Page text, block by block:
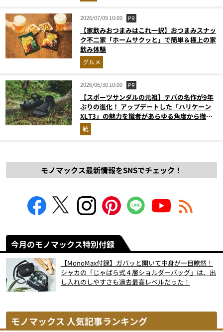
2026/07/09 10:00 PR
【家飲みおつまみはこれ一択】おつまみスナッ
ク不二家「ホームサクッと」で簡単＆極上の家
飲み体験
グルメ
2026/06/30 10:00 PR
【スポーツサンダルの元祖】テバの名作が9年
ぶりの進化！ アップデートした「ハリケーン
XLT3」の魅力を識者があらゆる角度から徹底
解説！
靴
モノマックス最新情報をSNSでチェック！
今月のモノマックス特別付録
【MonoMax付録】ガバッと開いて中身が一目瞭然！
シャカの「じゃばら式４層ショルダーバッグ」は、出
し入れのしやすさも過去最高レベルだった！
モノマックス 人気記事ランキング